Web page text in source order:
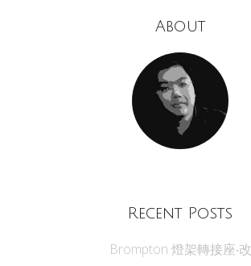
About
Recent Posts
Brompton 燈架轉接座‧改